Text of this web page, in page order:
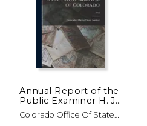
15%
dcto. $ 53.54
Annual Report of the
Public Examiner H. J.
Leddy to M. A. Leddy,
State Auditor of
Colorado Office Of State